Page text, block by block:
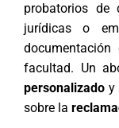
probatorios de
jurídicas o
facultad. Un
personalizado y
sobre la